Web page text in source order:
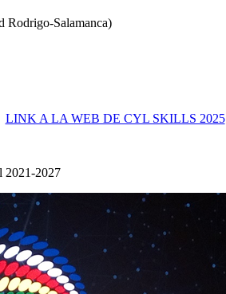
Rodrigo-Salamanca)
LINK A LA WEB DE CYL SKILLS 2025
2021-2027